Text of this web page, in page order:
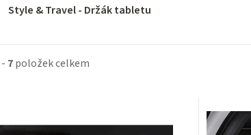
Style & Travel - Držák tabletu
- 7položek celkem